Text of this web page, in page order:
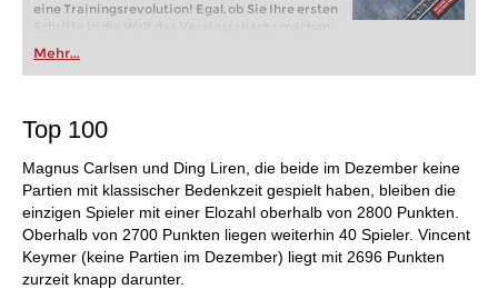
eine Trainingsrevolution! Egal, ob Sie Ihre ersten
Schritte in die Welt des Vereinsschachs machen
oder bereits auf Turnierniveau spielen: Mit
FRITZ trainieren Sie effizienter, intelligenter und
individueller als je zuvor.
Mehr...
Top 100
Magnus Carlsen und Ding Liren, die beide im Dezember keine
Partien mit klassischer Bedenkzeit gespielt haben, bleiben die
einzigen Spieler mit einer Elozahl oberhalb von 2800 Punkten.
Oberhalb von 2700 Punkten liegen weiterhin 40 Spieler. Vincent
Keymer (keine Partien im Dezember) liegt mit 2696 Punkten
zurzeit knapp darunter.